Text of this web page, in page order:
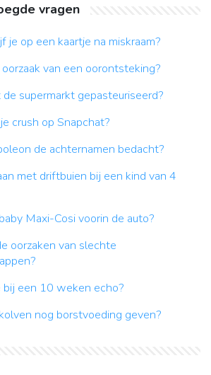
vragen
je op een kaartje na miskraam?
van een oorontsteking?
de supermarkt gepasteuriseerd?
crush op Snapchat?
de achternamen bedacht?
met driftbuien bij een kind van 4
Maxi-Cosi voorin de auto?
oorzaken van slechte
bij een 10 weken echo?
nog borstvoeding geven?